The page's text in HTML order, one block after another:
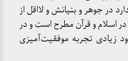
در جوهر و بنیانش و لااقل از
اسلام و قرآن مطرح است و در
زیادی تجربه موفقیت‌آمیزی